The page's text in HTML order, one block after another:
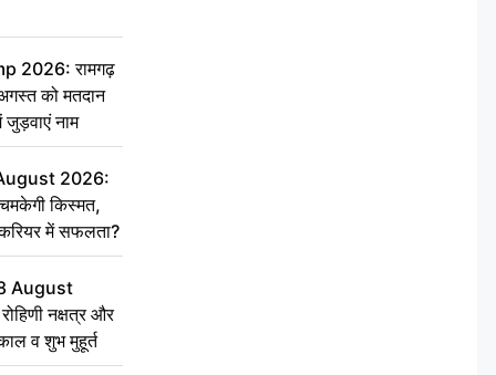
2026: रामगढ़
को मतदान
नाम
2026:
किस्मत,
में सफलता?
August
नक्षत्र और
व शुभ मुहूर्त